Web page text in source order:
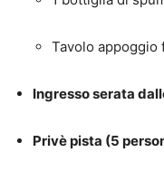
Tavolo appoggio
Ingresso serata
Privè pista (5